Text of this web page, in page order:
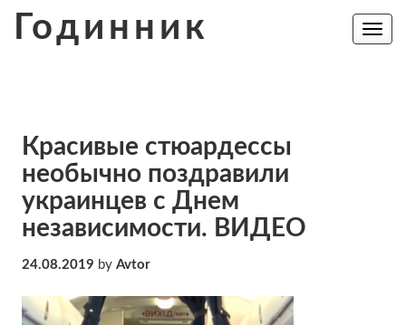
Годинник
Toggle
Красивые стюардессы
необычно поздравили
украинцев с Днем
независимости. ВИДЕО
24.08.2019 by Avtor